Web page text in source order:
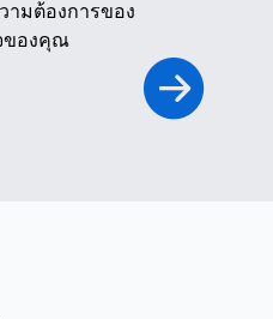
ามต้องการของ
ของคุณ